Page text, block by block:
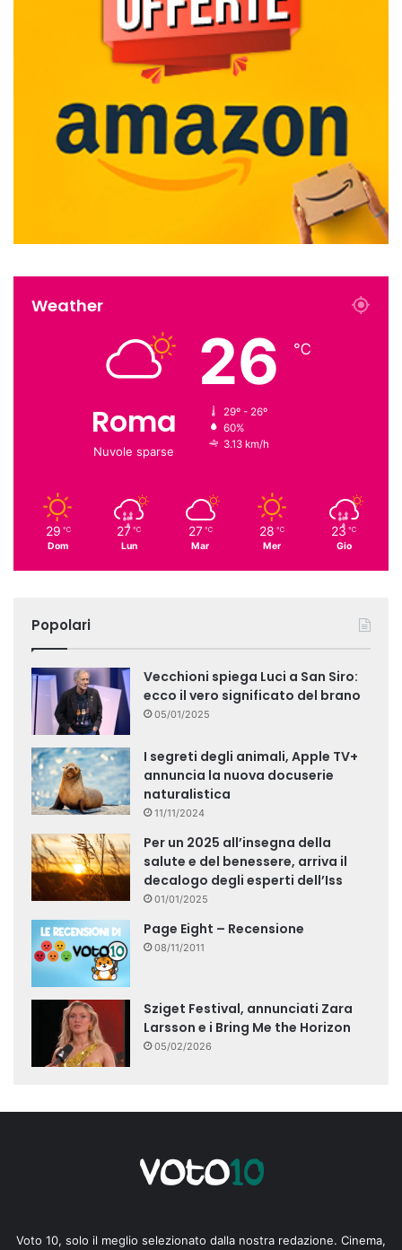
Weather
Roma
Nuvole sparse
26 ℃
29º - 26º
60%
3.13 km/h
29 ℃
Dom
27 ℃
Lun
27 ℃
Mar
28 ℃
Mer
23 ℃
Gio
Popolari
Vecchioni spiega Luci a San Siro:
ecco il vero significato del brano
05/01/2025
I segreti degli animali, Apple TV+
annuncia la nuova docuserie
naturalistica
11/11/2024
Per un 2025 all’insegna della
salute e del benessere, arriva il
decalogo degli esperti dell’Iss
01/01/2025
Page Eight – Recensione
08/11/2011
Sziget Festival, annunciati Zara
Larsson e i Bring Me the Horizon
05/02/2026
Voto 10, solo il meglio selezionato dalla nostra redazione. Cinema,